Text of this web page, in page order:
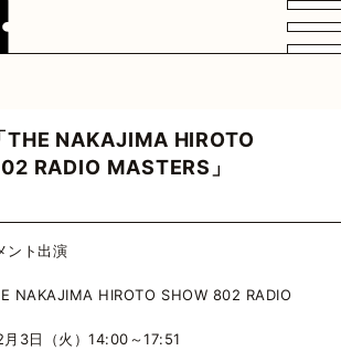
FAN CLUB
NAKAJIMA HIROTO
RADIO MASTERS」
ント出演
NAKAJIMA HIROTO SHOW 802 RADIO
月3日（火）14:00～17:51